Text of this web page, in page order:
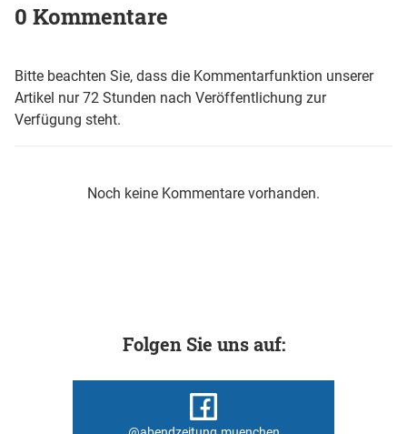
0 Kommentare
Bitte beachten Sie, dass die Kommentarfunktion unserer
Artikel nur 72 Stunden nach Veröffentlichung zur
Verfügung steht.
Noch keine Kommentare vorhanden.
Folgen Sie uns auf: